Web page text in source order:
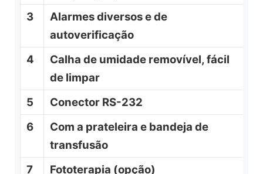
3
Alarmes diversos e de
autoverificação
4
Calha de umidade removível, fácil
de limpar
5
Conector RS-232
6
Com a prateleira e bandeja de
transfusão
7
Fototerapia (opção)